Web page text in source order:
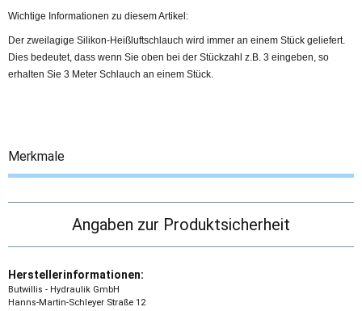
Wichtige Informationen zu diesem Artikel:
Der zweilagige Silikon-Heißluftschlauch wird immer an einem Stück geliefert.
Dies bedeutet, dass wenn Sie oben bei der Stückzahl z.B. 3 eingeben, so
erhalten Sie 3 Meter Schlauch an einem Stück.
Merkmale
Angaben zur Produktsicherheit
Herstellerinformationen:
Butwillis - Hydraulik GmbH
Hanns-Martin-Schleyer Straße 12